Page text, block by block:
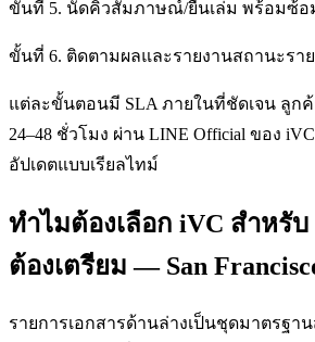
ขั้นที่ 5. นัดคิวสัมภาษณ์/ยื่นเล่ม พร้อมซ้อ
ขั้นที่ 6. ติดตามผลและรายงานสถานะรา
แต่ละขั้นตอนมี SLA ภายในที่ชัดเจน ลูก
24–48 ชั่วโมง ผ่าน LINE Official ของ
อัปเดตแบบเรียลไทม์
ทำไมต้องเลือก iVC สำหรับ
ต้องเตรียม — San
รายการเอกสารด้านล่างเป็นชุดมาตรฐาน